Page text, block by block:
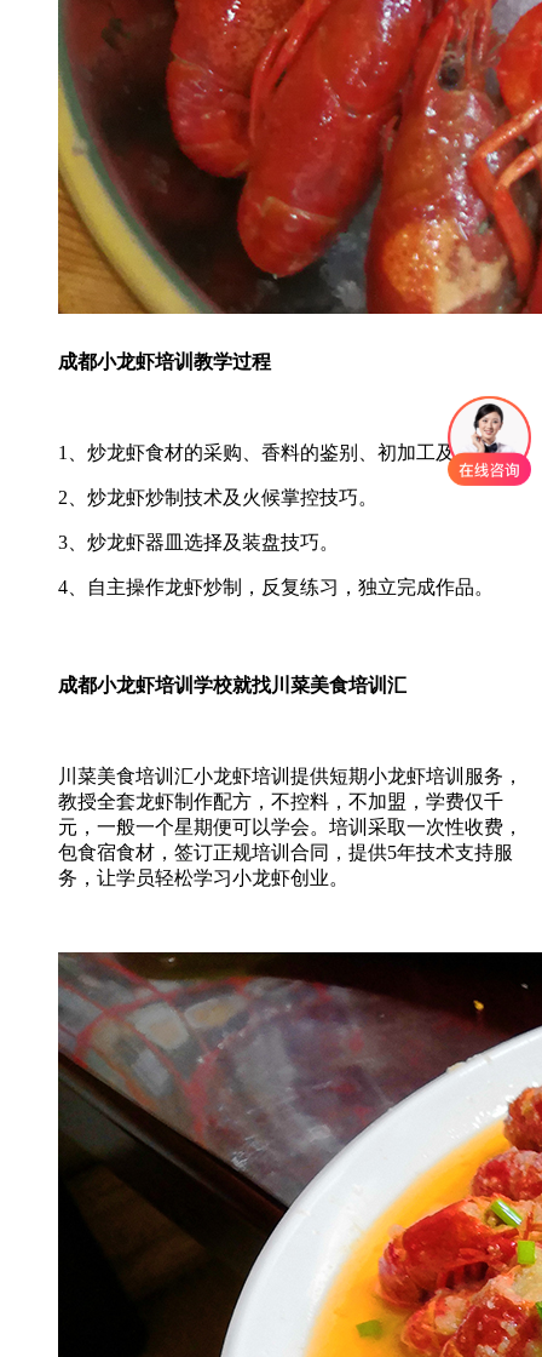
成都小龙虾培训教学过程
1、炒龙虾食材的采购、香料的鉴别、初加工及保存。
2、炒龙虾炒制技术及火候掌控技巧。
3、炒龙虾器皿选择及装盘技巧。
4、自主操作龙虾炒制，反复练习，独立完成作品。
成都小龙虾培训学校就找川菜美食培训汇
川菜美食培训汇小龙虾培训提供短期小龙虾培训服务，
教授全套龙虾制作配方，不控料，不加盟，学费仅千
元，一般一个星期便可以学会。培训采取一次性收费，
包食宿食材，签订正规培训合同，提供5年技术支持服
务，让学员轻松学习小龙虾创业。